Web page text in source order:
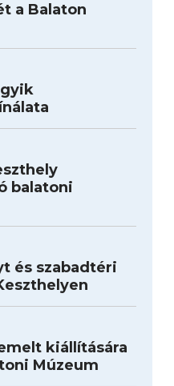
a Balaton
balatoni
és szabadtéri
kiállítására
Múzeum